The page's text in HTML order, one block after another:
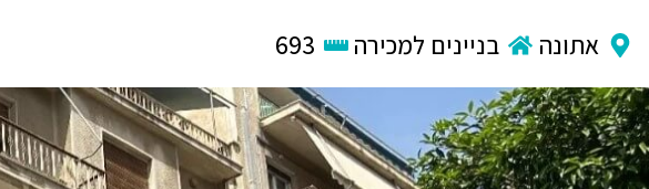
אתונה בניינים למכירה 693